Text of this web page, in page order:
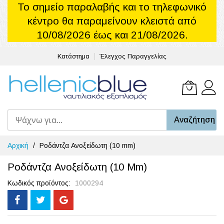
Το σημείο παραλαβής και το τηλεφωνικό
κέντρο θα παραμείνουν κλειστά από
10/08/2026 έως και 21/08/2026.
Κατάστημα Έλεγχος Παραγγελίας
Το
Αναζήτηση
Μετάβαση
στο
περιεχόμενο
Αρχική Ροδάντζα Ανοξείδωτη (10 mm)
Ροδάντζα Ανοξείδωτη (10 Mm)
Κωδικός προϊόντος 1000294